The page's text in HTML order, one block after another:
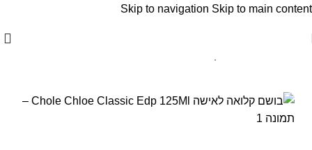
Skip to navigation Skip to main content